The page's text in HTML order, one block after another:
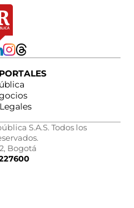
S.A.S. Todos los
Bogotá